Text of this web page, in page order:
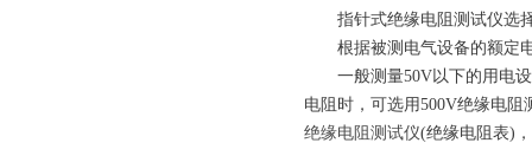
指针式绝缘电阻测试仪选
根据被测电气设备的额定电
一般测量50V以下的用电设
电阻时，可选用500V绝缘电
绝缘电阻测试仪(绝缘电阻表)